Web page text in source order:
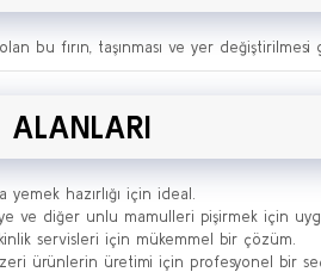
olan bu fırın, taşınması ve yer
ALANLARI
yemek hazırlığı için ideal.
ve diğer unlu mamulleri pişirmek için
servisleri için mükemmel bir çözüm.
ürünlerin üretimi için profesyonel bir